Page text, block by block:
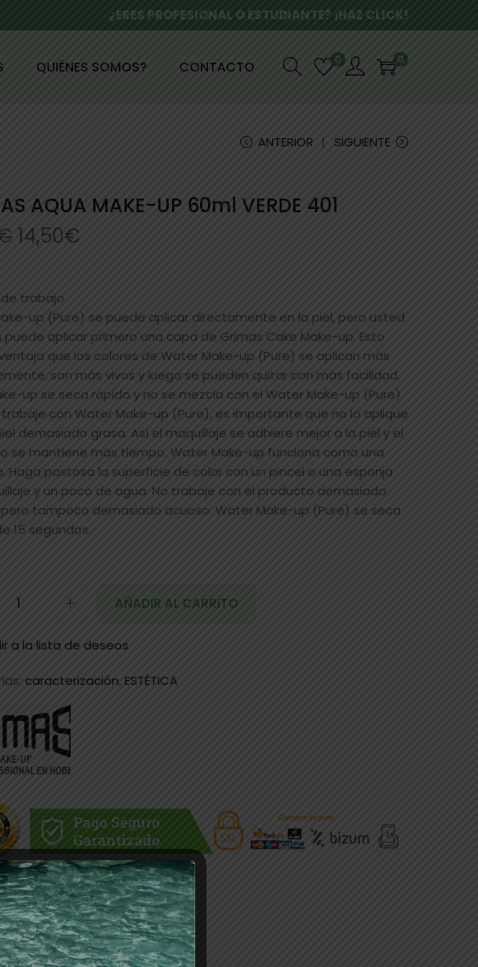
¿ERES PROFESIONAL O ESTUDIANTE? ¡HAZ CLICK!
QUIÉNES SOMOS? CONTACTO 0 0
ANTERIOR SIGUIENTE
AQUA MAKE-UP 60ml VERDE 401
14,50€
trabajo
up (Pure) se puede aplicar directamente en la piel, pero usted
aplicar primero una capa de Grimas Cake Make-up. Esto
que los colores de Water Make-up (Pure) se aplican más
son más vivos y luego se pueden quitar con más facilidad.
up se seca rápido y no se mezcla con el Water Make-up (Pure).
con Water Make-up (Pure), es importante que no lo aplique
demasiado grasa. Así el maquillaje se adhiere mejor a la piel y el
se mantiene más tiempo. Water Make-up funciona como una
Haga pastosa la superficie de color con un pincel o una esponja
y un poco de agua. No trabaje con el producto demasiado
tampoco demasiado acuoso. Water Make-up (Pure) se seca
15 segundos.
AÑADIR AL CARRITO
a la lista de deseos
caracterización, ESTÉTICA